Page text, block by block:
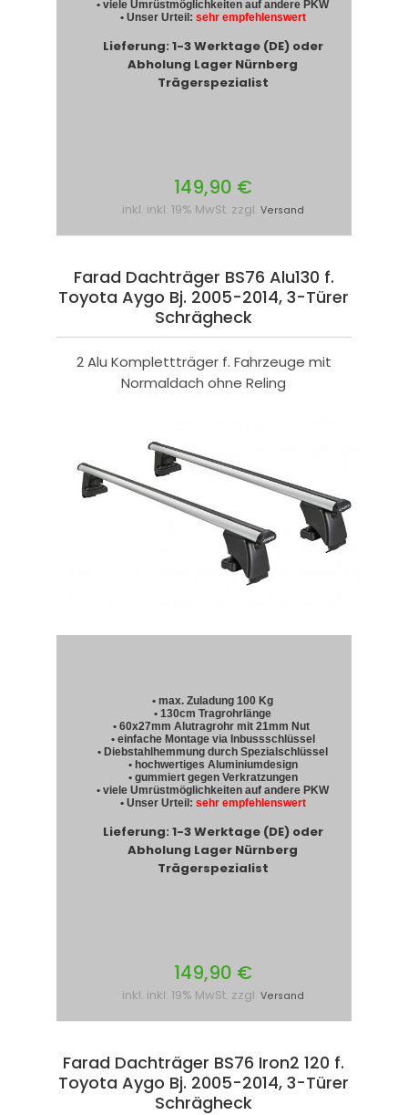
• viele Umrüstmöglichkeiten auf andere PKW
• Unser Urteil: sehr empfehlenswert
Lieferung: 1-3 Werktage (DE) oder
Abholung Lager Nürnberg
Trägerspezialist
149,90 €
inkl. inkl. 19% MwSt. zzgl. Versand
Farad Dachträger BS76 Alu130 f.
Toyota Aygo Bj. 2005-2014, 3-Türer
Schrägheck
2 Alu Komplettträger f. Fahrzeuge mit
Normaldach ohne Reling
• max. Zuladung 100 Kg
• 130cm Tragrohrlänge
• 60x27mm Alutragrohr mit 21mm Nut
• einfache Montage via Inbussschlüssel
• Diebstahlhemmung durch Spezialschlüssel
• hochwertiges Aluminiumdesign
• gummiert gegen Verkratzungen
• viele Umrüstmöglichkeiten auf andere PKW
• Unser Urteil: sehr empfehlenswert
Lieferung: 1-3 Werktage (DE) oder
Abholung Lager Nürnberg
Trägerspezialist
149,90 €
inkl. inkl. 19% MwSt. zzgl. Versand
Farad Dachträger BS76 Iron2 120 f.
Toyota Aygo Bj. 2005-2014, 3-Türer
Schrägheck